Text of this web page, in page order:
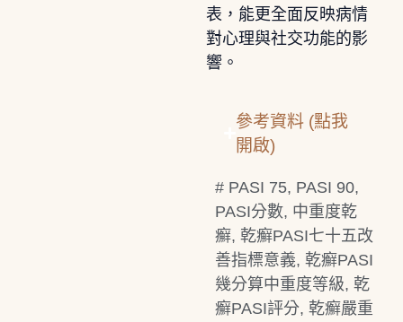
表，能更全面反映病情
對心理與社交功能的影
響。
參考資料 (點我
開啟)
# PASI 75, PASI 90,
PASI分數, 中重度乾
癬, 乾癬PASI七十五改
善指標意義, 乾癬PASI
幾分算中重度等級, 乾
癬PASI評分, 乾癬嚴重